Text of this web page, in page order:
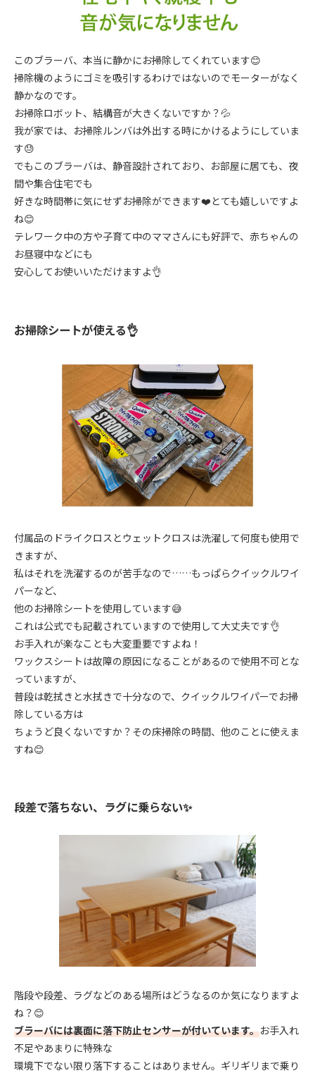
このブラーバ、本当に静かにお掃除してくれています😊
掃除機のようにゴミを吸引するわけではないのでモーターがなく
静かなのです。
お掃除ロボット、結構音が大きくないですか？💦
我が家では、お掃除ルンバは外出する時にかけるようにしていま
す😓
でもこのブラーバは、静音設計されており、お部屋に居ても、夜
間や集合住宅でも
好きな時間帯に気にせずお掃除ができます❤️とても嬉しいですよ
ね😊
テレワーク中の方や子育て中のママさんにも好評で、赤ちゃんの
お昼寝中などにも
安心してお使いいただけますよ👌
お掃除シートが使える👌
付属品のドライクロスとウェットクロスは洗濯して何度も使用で
きますが、
私はそれを洗濯するのが苦手なので……もっぱらクイックルワイ
パーなど、
他のお掃除シートを使用しています😅
これは公式でも記載されていますので使用して大丈夫です👌
お手入れが楽なことも大変重要ですよね！
ワックスシートは故障の原因になることがあるので使用不可とな
っていますが、
普段は乾拭きと水拭きで十分なので、クイックルワイパーでお掃
除している方は
ちょうど良くないですか？その床掃除の時間、他のことに使えま
すね😊
段差で落ちない、ラグに乗らない✨
階段や段差、ラグなどのある場所はどうなるのか気になりますよ
ね？😊
ブラーバには裏面に落下防止センサーが付いています。お手入れ
不足やあまりに特殊な
環境下でない限り落下することはありません。ギリギリまで乗り